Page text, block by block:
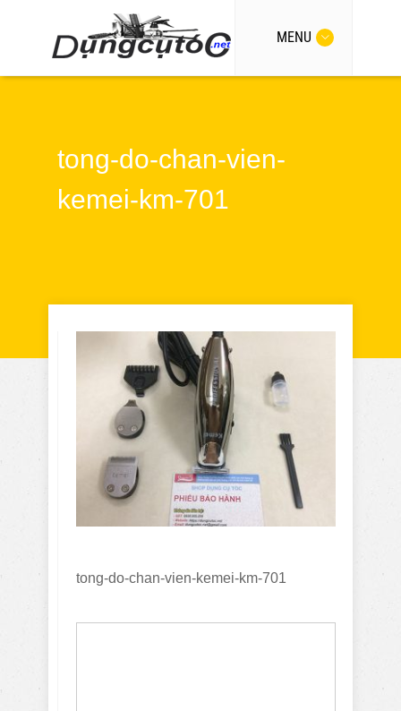
MENU
tong-do-chan-vien-
kemei-km-701
tong-do-chan-vien-kemei-km-701